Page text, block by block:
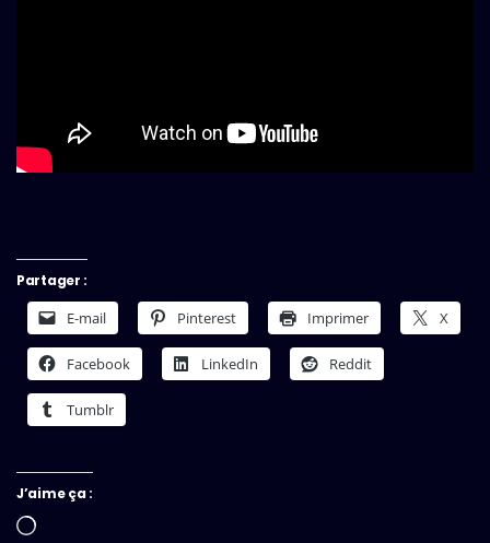
Partager :
E-mail Pinterest Imprimer X
Facebook LinkedIn Reddit
Tumblr
J’aime ça :
Chargement…